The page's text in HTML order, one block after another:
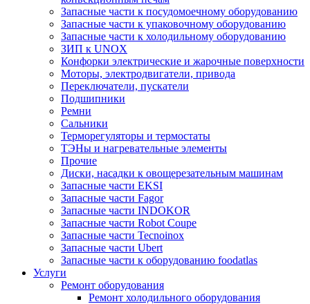
Запасные части к посудомоечному оборудованию
Запасные части к упаковочному оборудованию
Запасные части к холодильному оборудованию
ЗИП к UNOX
Конфорки электрические и жарочные поверхности
Моторы, электродвигатели, привода
Переключатели, пускатели
Подшипники
Ремни
Сальники
Терморегуляторы и термостаты
ТЭНы и нагревательные элементы
Прочие
Диски, насадки к овощерезательным машинам
Запасные части EKSI
Запасные части Fagor
Запасные части INDOKOR
Запасные части Robot Coupe
Запасные части Tecnoinox
Запасные части Ubert
Запасные части к оборудованию foodatlas
Услуги
Ремонт оборудования
Ремонт холодильного оборудования